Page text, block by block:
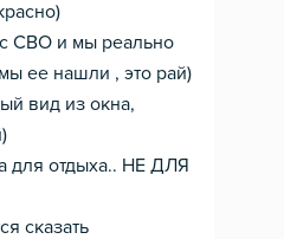
СВО и мы реально
ее нашли , это рай)
вид из окна,
для отдыха.. НЕ ДЛЯ
сказать